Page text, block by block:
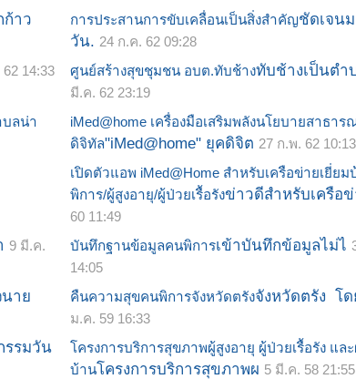
ก้าว
การประสานการขับเคลื่อนเป็นสิ่งสำคัญชัดเจน
วัน. 24 ก.ค. 62 09:28
14:33 ศูนย์สร้างสุขชุมชน อบต.ทับช้างทับช้างเป็นตำ
มี.ค. 62 23:19
บลน่า
iMed@home เครื่องมือเสริมพลังนโยบายสาธาร
ดิจิทัล"iMed@home" ยุคดิจิต 27 ก.พ. 62 10:13
เปิดตัวแอพ iMed@Home สำหรับเครือข่ายเยี่ย
พิการ/ผู้สูงอายุ/ผู้ป่วยเรื้อรังข่าวดีสำหรับเครือข่
60 11:49
9 มี.ค.
บันทึกฐานข้อมูลคนพิการเข้าบันทึกข้อมูลไม่ไ
14:05
นาย
คืนความสุขคนพิการจังหวัดตรังจังหวัดตรัง โด
ม.ค. 59 16:33
รรมวัน
โครงการบริการสุขภาพผู้สูงอายุ ผู้ป่วยเรื้อรัง แล
บ้านโครงการบริการสุขภาพผ 5 มี.ค. 58 21:55